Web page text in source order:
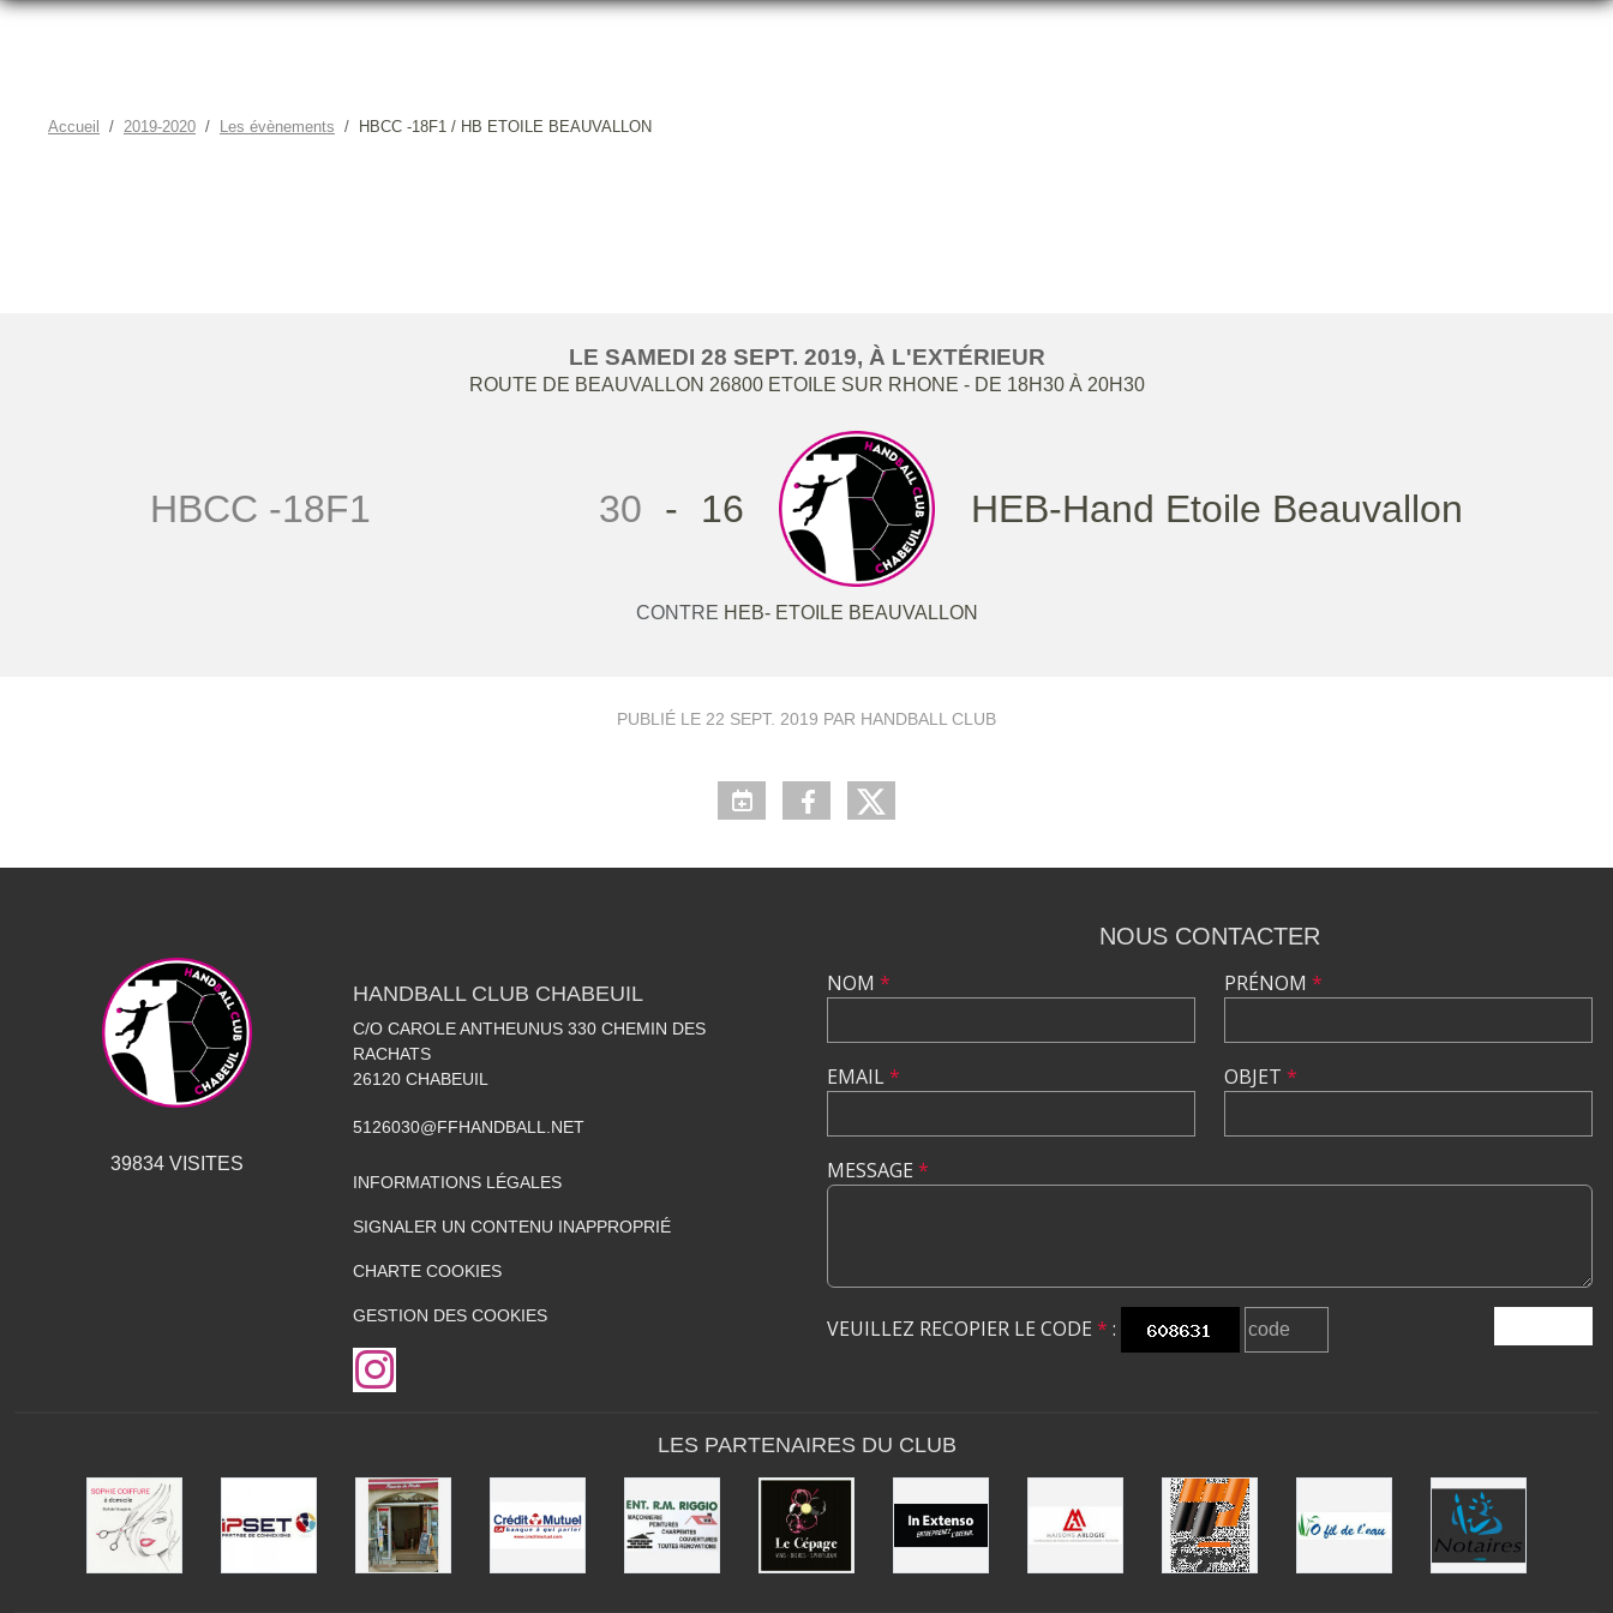
Accueil 2019-2020 Les évènements HBCC -18F1 / HB ETOILE BEAUVALLON
LE SAMEDI 28 SEPT. 2019, À L'EXTÉRIEUR
ROUTE DE BEAUVALLON 26800 ETOILE SUR RHONE - DE 18H30 À 20H30
HBCC -18F1 30 - 16 HEB-Hand Etoile Beauvallon
CONTRE HEB- ETOILE BEAUVALLON
PUBLIÉ LE 22 SEPT. 2019 PAR HANDBALL CLUB
39834VISITES
HANDBALL CLUB CHABEUIL
C/O CAROLE ANTHEUNUS 330 CHEMIN DES
RACHATS
26120 CHABEUIL
5126030@FFHANDBALL.NET
INFORMATIONS LÉGALES
SIGNALER UN CONTENU INAPPROPRIÉ
CHARTE COOKIES
GESTION DES COOKIES
NOUS CONTACTER
NOM *
EMAIL*
PRÉNOM *
OBJET *
MESSAGE *
VEUILLEZ RECOPIER LE CODE * :
LES PARTENAIRES DU CLUB